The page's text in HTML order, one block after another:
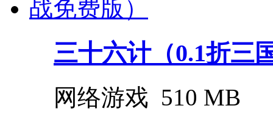
三十六计（0.1折三
网络游戏 510 MB